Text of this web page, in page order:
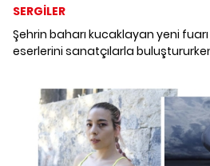
SERGİLER
Şehrin baharı kucaklayan yeni
eserlerini sanatçılarla
buluşturuyor. CI Bloom'un “Digital
of The Art NFT” adlı seçkisini
dinliyoruz.